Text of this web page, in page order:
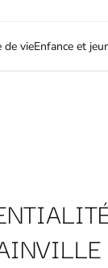
de vieEnfance et